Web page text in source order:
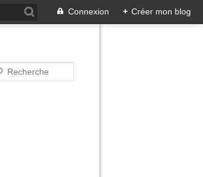
Connexion + Créer mon blog